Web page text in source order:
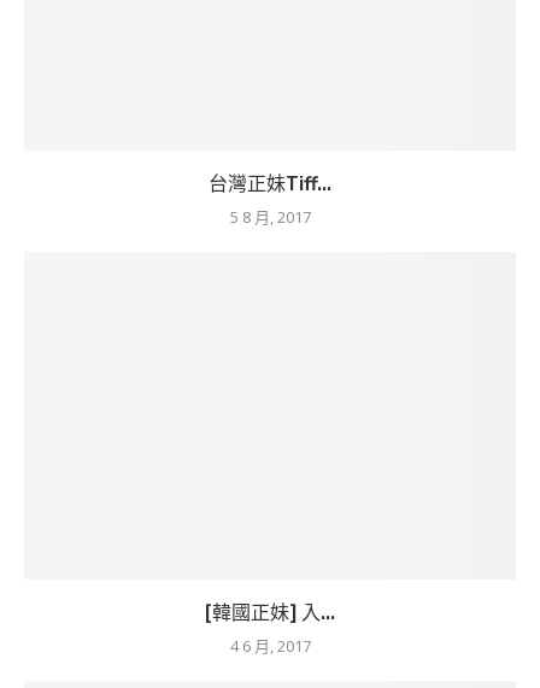
台灣正妹Tiff...
5 8 月, 2017
[韓國正妹] 入...
4 6 月, 2017